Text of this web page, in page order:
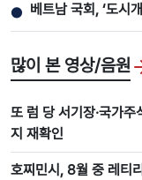
● 베트남 국회, ‘도시
많이 본 영상/음원
또 럼 당 서기장·국가
지 재확인
호찌민시, 8월 중 레티